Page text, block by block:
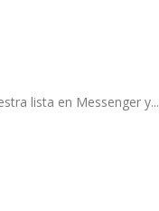
lista en Messenger y...